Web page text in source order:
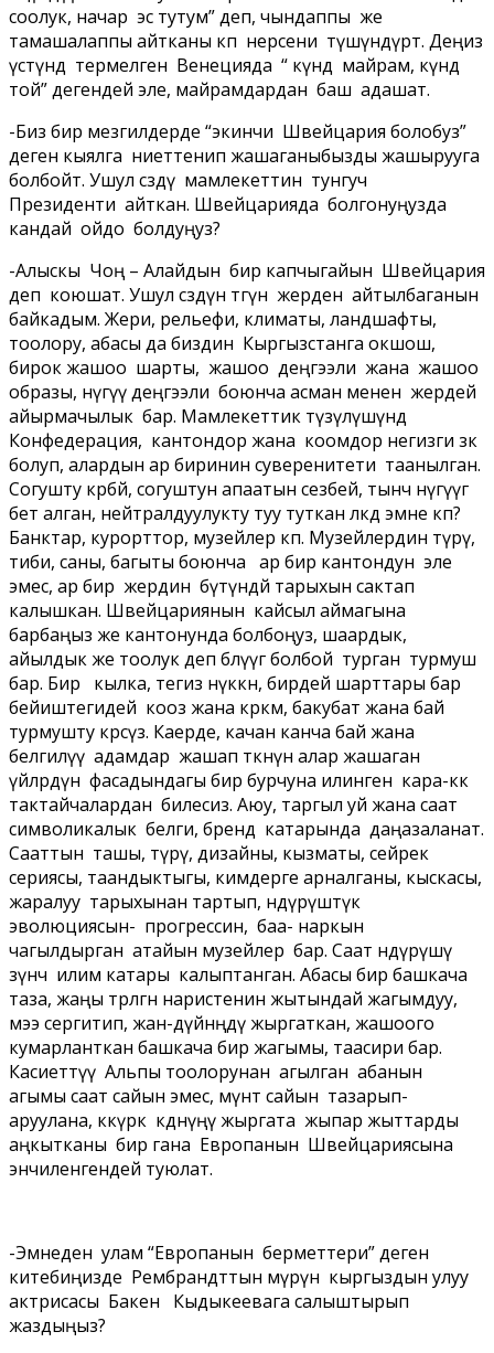
соолук, начар эс тутум” деп, чындаппы же
тамашалаппы айтканы көп нерсени түшүндүрөт. Деңиз
үстүндө термелген Венецияда “ күндө майрам, күндө
той” дегендей эле, майрамдардан баш адашат.
-Биз бир мезгилдерде “экинчи Швейцария болобуз”
деген кыялга ниеттенип жашаганыбызды жашырууга
болбойт. Ушул сөздү мамлекеттин тунгуч
Президенти айткан. Швейцарияда болгонуңузда
кандай ойдо болдуңуз?
-Алыскы Чоң – Алайдын бир капчыгайын Швейцария
деп коюшат. Ушул сөздүн төгүн жерден айтылбаганын
байкадым. Жери, рельефи, климаты, ландшафты,
тоолору, абасы да биздин Кыргызстанга окшош,
бирок жашоо шарты, жашоо деңгээли жана жашоо
образы, өнүгүү деңгээли боюнча асман менен жердей
айырмачылык бар. Мамлекеттик түзүлүшүндө
Конфедерация, кантондор жана коомдор негизги өзөк
болуп, алардын ар биринин суверенитети таанылган.
Согушту көрбөй, согуштун апаатын сезбей, тынч өнүгүүгө
бет алган, нейтралдуулукту туу туткан өлкөдө эмне көп?
Банктар, курорттор, музейлер көп. Музейлердин түрү,
тиби, саны, багыты боюнча ар бир кантондун эле
эмес, ар бир жердин бүтүндөй тарыхын сактап
калышкан. Швейцариянын кайсыл аймагына
барбаңыз же кантонунда болбоңуз, шаардык,
айылдык же тоолук деп бөлүүгө болбой турган турмуш
бар. Бир кылка, тегиз өнүккөн, бирдей шарттары бар
бейиштегидей кооз жана көркөм, бакубат жана бай
турмушту көрөсүз. Каерде, качан канча бай жана
белгилүү адамдар жашап өткөнүн алар жашаган
үйлөрдүн фасадындагы бир бурчуна илинген кара-көк
тактайчалардан билесиз. Аюу, таргыл уй жана саат
символикалык белги, бренд катарында даңазаланат.
Сааттын ташы, түрү, дизайны, кызматы, сейрек
сериясы, таандыктыгы, кимдерге арналганы, кыскасы,
жаралуу тарыхынан тартып, өндүрүштүк
эволюциясын- прогрессин, баа- наркын
чагылдырган атайын музейлер бар. Саат өндүрүшү
өзүнчө илим катары калыптанган. Абасы бир башкача
таза, жаңы төрөлгөн наристенин жытындай жагымдуу,
мээ сергитип, жан-дүйнөңдү жыргаткан, жашоого
кумарланткан башкача бир жагымы, таасири бар.
Касиеттүү Альпы тоолорунан агылган абанын
агымы саат сайын эмес, мүнөт сайын тазарып-
аруулана, көкүрөк көөдөнүңү жыргата жыпар жыттарды
аңкытканы бир гана Европанын Швейцариясына
энчиленгендей туюлат.
-Эмнеден улам “Европанын берметтери” деген
китебиңизде Рембрандттын өмүрүн кыргыздын улуу
актрисасы Бакен Кыдыкеевага салыштырып
жаздыңыз?